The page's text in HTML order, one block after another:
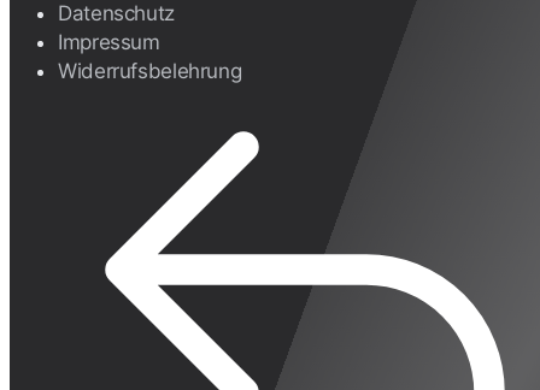
Datenschutz
Impressum
Widerrufsbelehrung